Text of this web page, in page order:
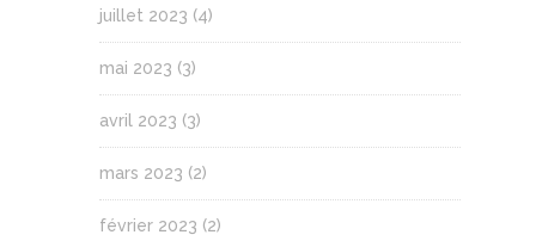
juillet 2023 (4)
mai 2023 (3)
avril 2023 (3)
mars 2023 (2)
février 2023 (2)